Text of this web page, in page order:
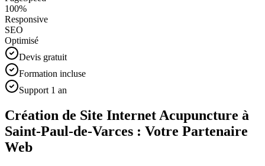
100%
Responsive
SEO
Optimisé
Devis gratuit
Formation incluse
Support 1 an
Création de Site Internet Acupuncture à
Saint-Paul-de-Varces : Votre Partenaire
Web